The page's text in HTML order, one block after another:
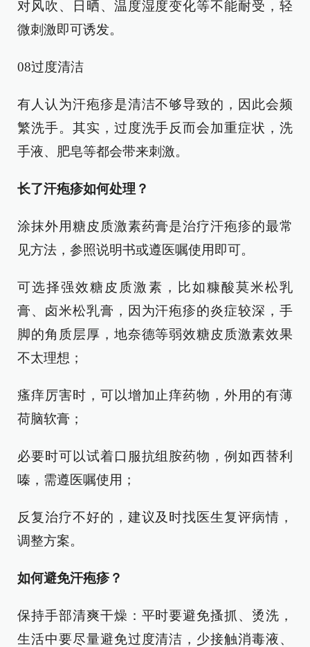
对风吹、日晒、温度湿度变化等不能耐受，轻
微刺激即可诱发。
08过度清洁
有人认为汗疱疹是清洁不够导致的，因此会频
繁洗手。其实，过度洗手反而会加重症状，洗
手液、肥皂等都会带来刺激。
长了汗疱疹如何处理？
涂抹外用糖皮质激素药膏是治疗汗疱疹的最常
见方法，参照说明书或遵医嘱使用即可。
可选择强效糖皮质激素，比如糠酸莫米松乳
膏、卤米松乳膏，因为汗疱疹的炎症较深，手
脚的角质层厚，地奈德等弱效糖皮质激素效果
不太理想；
瘙痒厉害时，可以增加止痒药物，外用的有薄
荷脑软膏；
必要时可以试着口服抗组胺药物，例如西替利
嗪，需遵医嘱使用；
反复治疗不好的，建议及时找医生复评病情，
调整方案。
如何避免汗疱疹？
保持手部清爽干燥：平时要避免搔抓、烫洗，
生活中要尽量避免过度清洁，少接触消毒液、